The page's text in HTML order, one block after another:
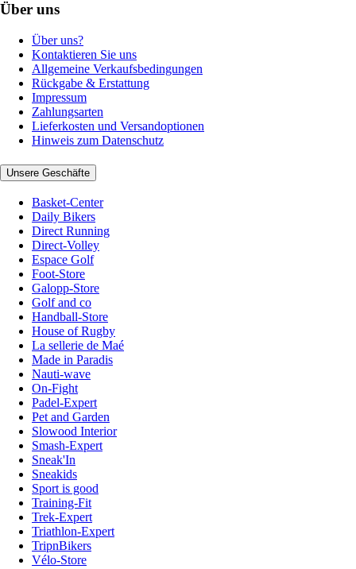
Über uns
Über uns?
Kontaktieren Sie uns
Allgemeine Verkaufsbedingungen
Rückgabe & Erstattung
Impressum
Zahlungsarten
Lieferkosten und Versandoptionen
Hinweis zum Datenschutz
Unsere Geschäfte
Basket-Center
Daily Bikers
Direct Running
Direct-Volley
Espace Golf
Foot-Store
Galopp-Store
Golf and co
Handball-Store
House of Rugby
La sellerie de Maé
Made in Paradis
Nauti-wave
On-Fight
Padel-Expert
Pet and Garden
Slowood Interior
Smash-Expert
Sneak'In
Sneakids
Sport is good
Training-Fit
Trek-Expert
Triathlon-Expert
TripnBikers
Vélo-Store